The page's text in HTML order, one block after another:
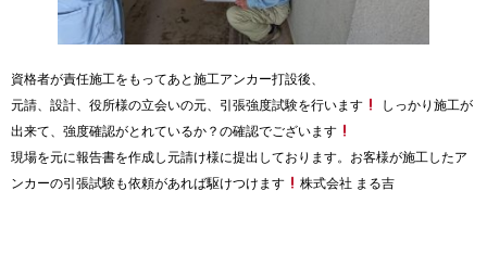
資格者が責任施工をもってあと施工アンカー打設後、
元請、設計、役所様の立会いの元、引張強度試験を行います
しっかり施工が
出来て、強度確認がとれているか？の確認でございます
現場を元に報告書を作成し元請け様に提出しております。お客様が施工したア
ンカーの引張試験も依頼があれば駆けつけます
株式会社 まる吉